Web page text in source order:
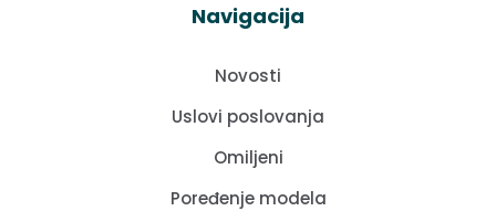
Navigacija
Novosti
Uslovi poslovanja
Omiljeni
Poređenje modela